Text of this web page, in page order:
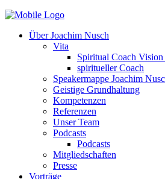
Über Joachim Nusch
Vita
Spiritual Coach
spiritueller Coach
Speakermappe Joachim
Geistige Grundhaltung
Kompetenzen
Referenzen
Unser Team
Podcasts
Podcasts
Mitgliedschaften
Presse
Vorträge